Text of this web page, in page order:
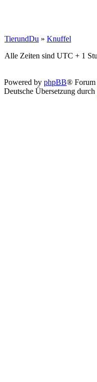
TierundDu » Knuffel
Alle Zeiten sind UTC + 1
Powered by phpBB® Forum
Deutsche Übersetzung durch